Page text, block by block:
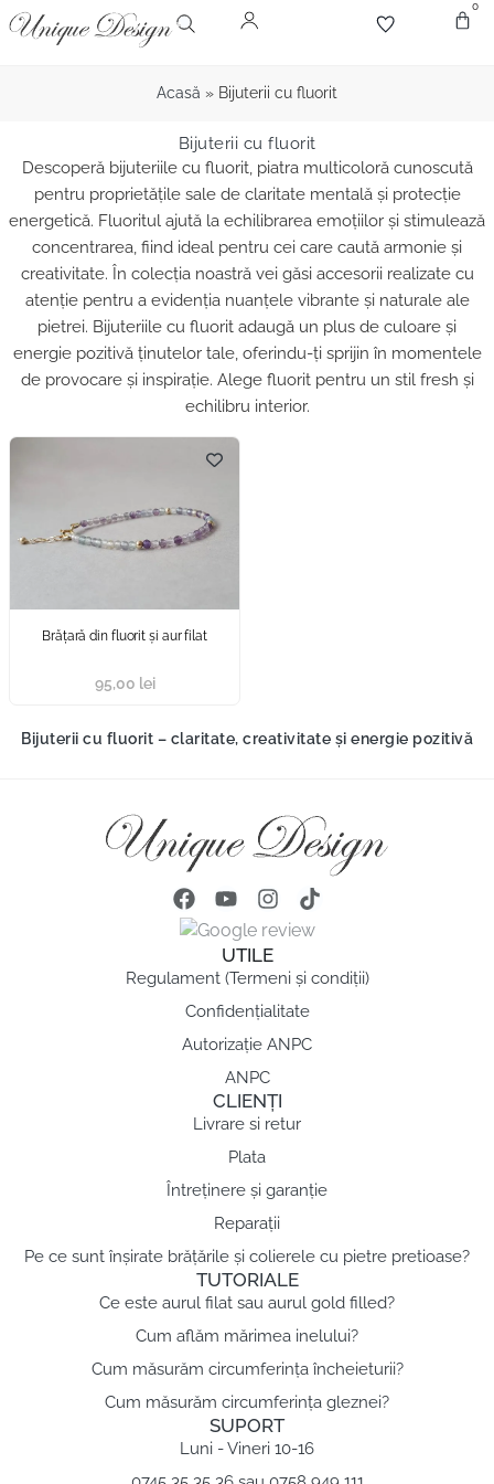
0
Acasă » Bijuterii cu fluorit
Bijuterii cu fluorit
Descoperă bijuteriile cu fluorit, piatra multicoloră cunoscută
pentru proprietățile sale de claritate mentală și protecție
energetică. Fluoritul ajută la echilibrarea emoțiilor și stimulează
concentrarea, fiind ideal pentru cei care caută armonie și
creativitate. În colecția noastră vei găsi accesorii realizate cu
atenție pentru a evidenția nuanțele vibrante și naturale ale
pietrei. Bijuteriile cu fluorit adaugă un plus de culoare și
energie pozitivă ținutelor tale, oferindu-ți sprijin în momentele
de provocare și inspirație. Alege fluorit pentru un stil fresh și
echilibru interior.
Brăţară din fluorit şi aur filat
95,00 lei
Bijuterii cu fluorit – claritate, creativitate și energie pozitivă
UTILE
Regulament (Termeni și condiții)
Confidențialitate
Autorizație ANPC
ANPC
CLIENȚI
Livrare si retur
Plata
Întreținere și garanție
Reparații
Pe ce sunt înșirate brățările și colierele cu pietre pretioase?
TUTORIALE
Ce este aurul filat sau aurul gold filled?
Cum aflăm mărimea inelului?
Cum măsurăm circumferința încheieturii?
Cum măsurăm circumferința gleznei?
SUPORT
Luni - Vineri 10-16